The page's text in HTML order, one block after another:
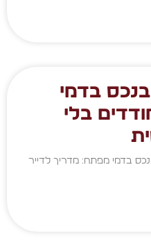
בדמי
בלי
בדמי מפתח: מדריך לדייר